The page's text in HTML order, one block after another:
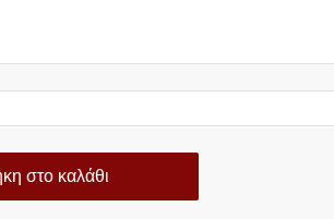
στο καλάθι